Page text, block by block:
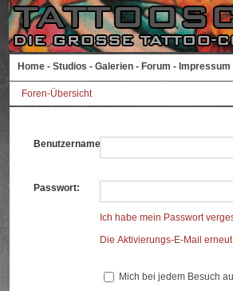
Home - Studios - Galerien - Forum - Impressum
Foren-Übersicht
Benutzername:
Passwort:
Ich habe mein Passwort
Die Aktivierungs-E-Mail
Mich bei jedem Besuch